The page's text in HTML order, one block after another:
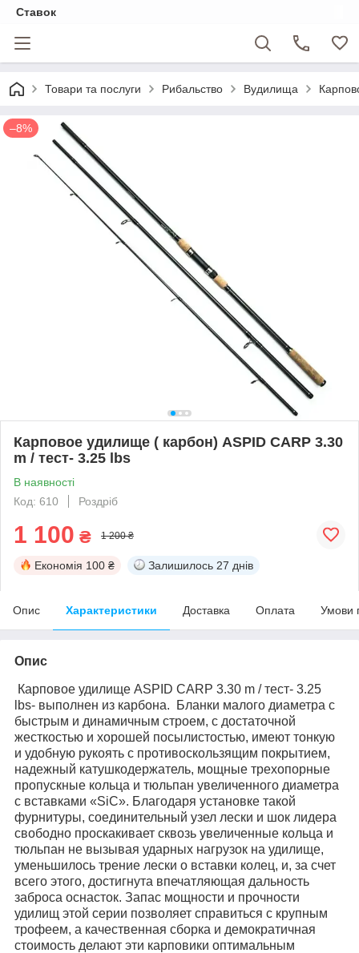
Ставок
Товари та послуги Рибальство Вудилища
–8%
Карповое удилище ( карбон) ASPID CARP 3.30
m / тест- 3.25 lbs
В наявності
Код: 610
Роздріб
1 100 ₴ 1 200 ₴
Економія 100 ₴ Залишилось 27 днів
Опис Характеристики Доставка Оплата Умови
Опис
Карповое удилище ASPID CARP 3.30 m / тест- 3.25
lbs- выполнен из карбона. Бланки малого диаметра с
быстрым и динамичным строем, с достаточной
жесткостью и хорошей посылистостью, имеют тонкую
и удобную рукоять с противоскользящим покрытием,
надежный катушкодержатель, мощные трехопорные
пропускные кольца и тюльпан увеличенного диаметра
с вставками «SiC». Благодаря установке такой
фурнитуры, соединительный узел лески и шок лидера
свободно проскакивает сквозь увеличенные кольца и
тюльпан не вызывая ударных нагрузок на удилище,
уменьшилось трение лески о вставки колец, и, за счет
всего этого, достигнута впечатляющая дальность
заброса оснасток. Запас мощности и прочности
удилищ этой серии позволяет справиться с крупным
трофеем, а качественная сборка и демократичная
стоимость делают эти карповики оптимальным